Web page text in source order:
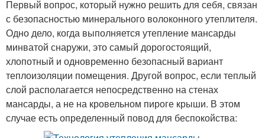
Первый вопрос, который нужно решить для себя, связан
с безопасностью минерального волоконного утеплителя.
Одно дело, когда выполняется утепление мансарды
минватой снаружи, это самый дорогостоящий,
хлопотный и одновременно безопасный вариант
теплоизоляции помещения. Другой вопрос, если теплый
слой располагается непосредственно на стенах
мансарды, а не на кровельном пироге крыши. В этом
случае есть определенный повод для беспокойства: